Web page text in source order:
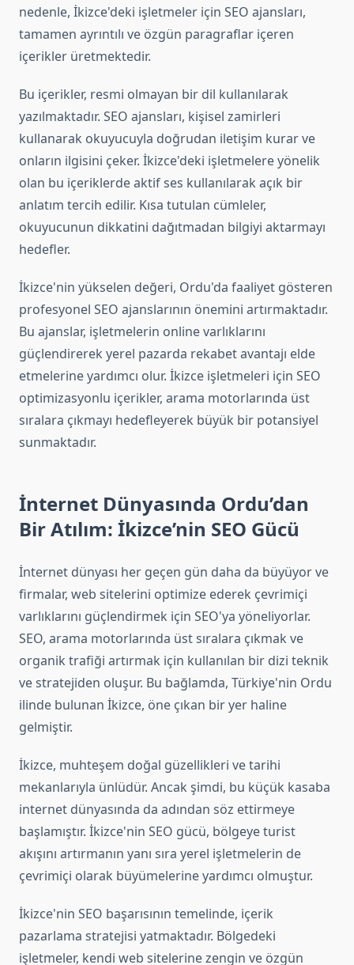
nedenle, İkizce'deki işletmeler için SEO ajansları,
tamamen ayrıntılı ve özgün paragraflar içeren
içerikler üretmektedir.
Bu içerikler, resmi olmayan bir dil kullanılarak
yazılmaktadır. SEO ajansları, kişisel zamirleri
kullanarak okuyucuyla doğrudan iletişim kurar ve
onların ilgisini çeker. İkizce'deki işletmelere yönelik
olan bu içeriklerde aktif ses kullanılarak açık bir
anlatım tercih edilir. Kısa tutulan cümleler,
okuyucunun dikkatini dağıtmadan bilgiyi aktarmayı
hedefler.
İkizce'nin yükselen değeri, Ordu'da faaliyet gösteren
profesyonel SEO ajanslarının önemini artırmaktadır.
Bu ajanslar, işletmelerin online varlıklarını
güçlendirerek yerel pazarda rekabet avantajı elde
etmelerine yardımcı olur. İkizce işletmeleri için SEO
optimizasyonlu içerikler, arama motorlarında üst
sıralara çıkmayı hedefleyerek büyük bir potansiyel
sunmaktadır.
İnternet Dünyasında Ordu’dan
Bir Atılım: İkizce’nin SEO Gücü
İnternet dünyası her geçen gün daha da büyüyor ve
firmalar, web sitelerini optimize ederek çevrimiçi
varlıklarını güçlendirmek için SEO'ya yöneliyorlar.
SEO, arama motorlarında üst sıralara çıkmak ve
organik trafiği artırmak için kullanılan bir dizi teknik
ve stratejiden oluşur. Bu bağlamda, Türkiye'nin Ordu
ilinde bulunan İkizce, öne çıkan bir yer haline
gelmiştir.
İkizce, muhteşem doğal güzellikleri ve tarihi
mekanlarıyla ünlüdür. Ancak şimdi, bu küçük kasaba
internet dünyasında da adından söz ettirmeye
başlamıştır. İkizce'nin SEO gücü, bölgeye turist
akışını artırmanın yanı sıra yerel işletmelerin de
çevrimiçi olarak büyümelerine yardımcı olmuştur.
İkizce'nin SEO başarısının temelinde, içerik
pazarlama stratejisi yatmaktadır. Bölgedeki
işletmeler, kendi web sitelerine zengin ve özgün